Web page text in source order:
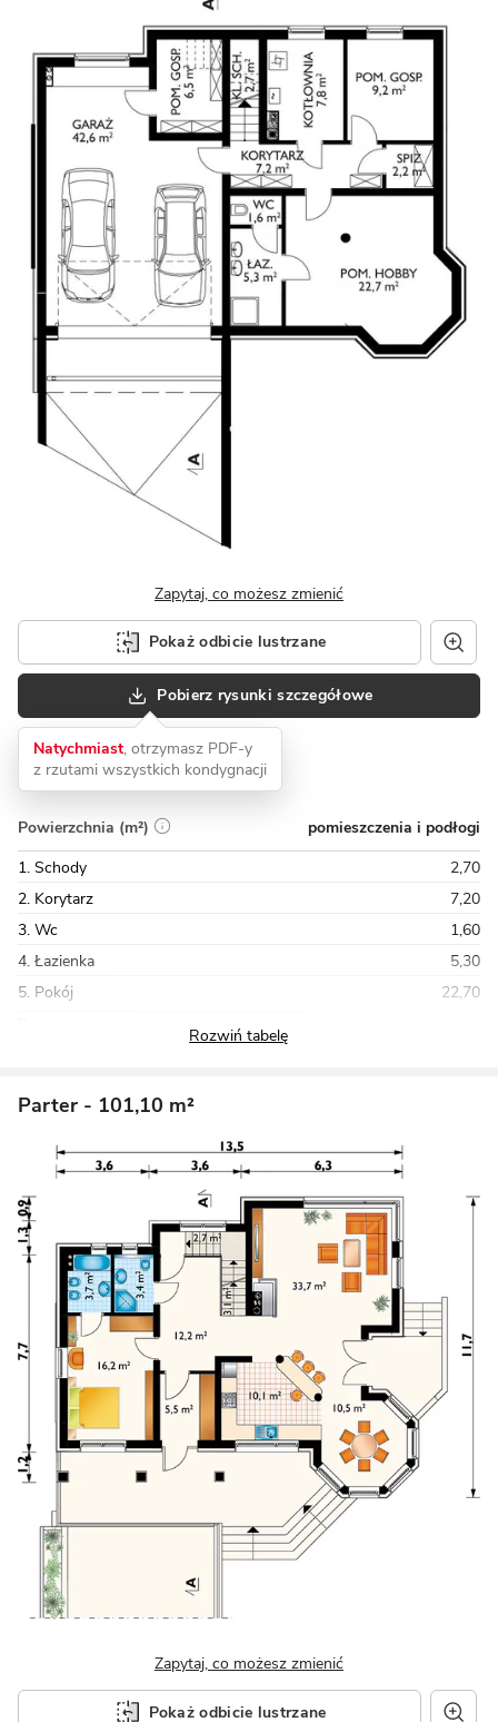
Zapytaj, co możesz zmienić
Pokaż odbicie lustrzane
Pobierz rysunki szczegółowe
Natychmiast, otrzymasz PDF-y
z rzutami wszystkich kondygnacji
Powierzchnia (m²)
pomieszczenia i podłogi
1. Schody
2,70
2. Korytarz
7,20
3. Wc
1,60
4. Łazienka
5,30
5. Pokój
22,70
Parter - 101,10 m²
Zapytaj, co możesz zmienić
Pokaż odbicie lustrzane